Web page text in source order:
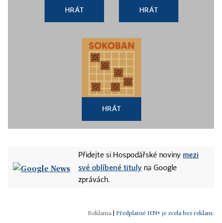
HRÁT HRÁT
HRÁT
Přidejte si Hospodářské noviny mezi
své oblíbené tituly na Google
zprávách.
Předplatné HN+ je zcela bez reklam.